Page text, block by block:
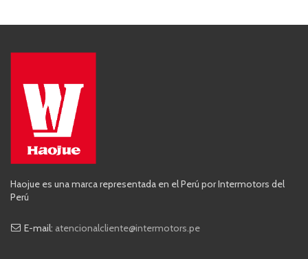
Haojue es una marca representada en el Perú por Intermotors del
Perú
E-mail: atencionalcliente@intermotors.pe